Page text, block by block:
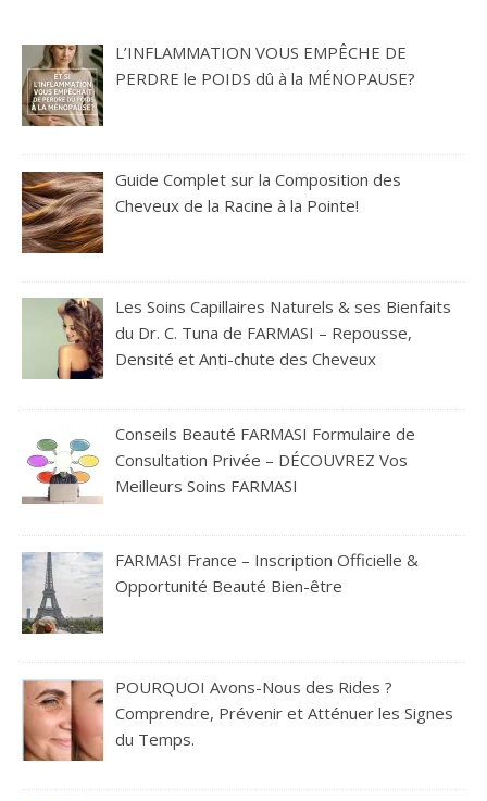
L’INFLAMMATION VOUS EMPÊCHE DE
PERDRE le POIDS dû à la MÉNOPAUSE?
Guide Complet sur la Composition des
Cheveux de la Racine à la Pointe!
Les Soins Capillaires Naturels & ses Bienfaits
du Dr. C. Tuna de FARMASI – Repousse,
Densité et Anti-chute des Cheveux
Conseils Beauté FARMASI Formulaire de
Consultation Privée – DÉCOUVREZ Vos
Meilleurs Soins FARMASI
FARMASI France – Inscription Officielle &
Opportunité Beauté Bien-être
POURQUOI Avons-Nous des Rides ?
Comprendre, Prévenir et Atténuer les Signes
du Temps.